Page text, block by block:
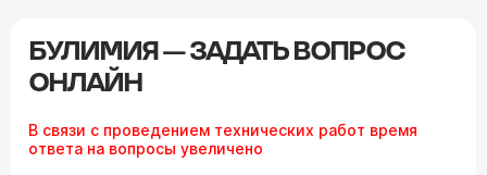
БУЛИМИЯ — ЗАДАТЬ ВОПРОС
ОНЛАЙН
В связи с проведением технических работ время
ответа на вопросы увеличено